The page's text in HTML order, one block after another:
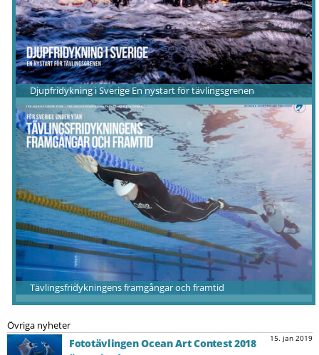
Djupfridykning i Sverige En nystart för tävlingsgrenen
Tävlingsfridykningens framgångar och framtid
Övriga nyheter
15. jan 2019
Fototävlingen Ocean Art Contest 2018